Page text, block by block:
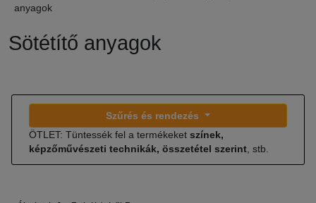
anyagok
Sötétítő anyagok
Szűrés és rendezés
ÖTLET: Tüntessék fel a termékeket színek,
képzőművészeti technikák, összetétel szerint , stb.